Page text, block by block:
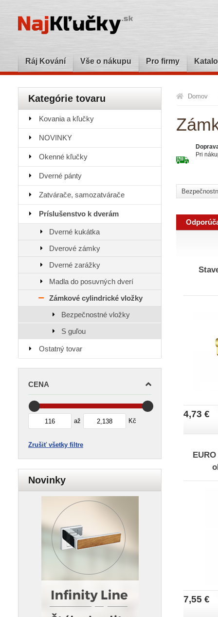
Ráj Kování Vše o nákupu Pro firmy
Kategórie tovaru
Kovania a kľučky
NOVINKY
Okenné kľučky
Dverné pánty
Zatvárače, samozatvárače
Príslušenstvo k dverám
Dverné kukátka
Dverové zámky
Dverné zarážky
Madla do posuvných dverí
Zámkové cylindrické vložky
Bezpečnostné vložky
S guľou
Ostatný tovar
CENA
až Kč
Zrušiť všetky filtre
Novinky
Domov
Pri
4,73 €
7,55 €